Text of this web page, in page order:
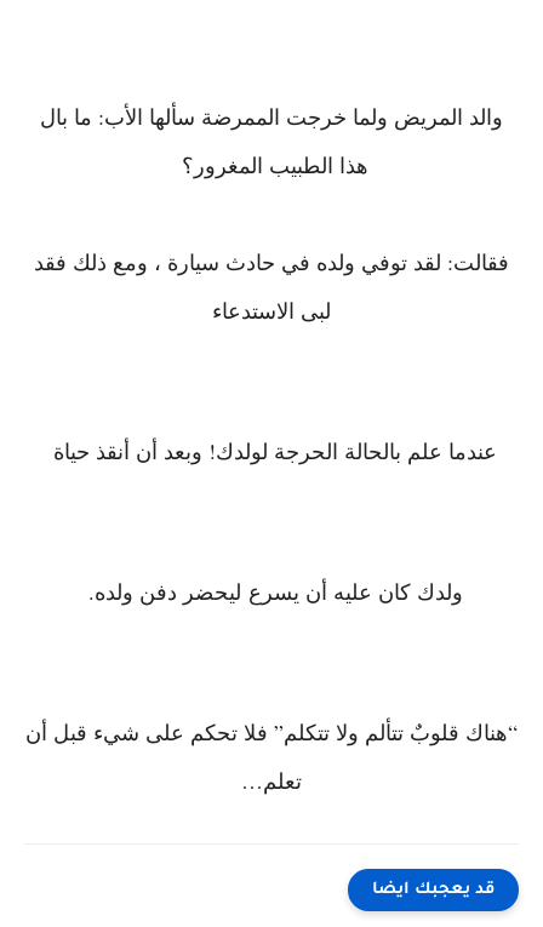
والد المريض ولما خرجت الممرضة سألها الأب: ما بال
هذا الطبيب المغرور؟
فقالت: لقد توفي ولده في حادث سيارة ، ومع ذلك فقد
لبى الاستدعاء
عندما علم بالحالة الحرجة لولدك! وبعد أن أنقذ حياة
ولدك كان عليه أن يسرع ليحضر دفن ولده.
“هناك قلوبٌ تتألم ولا تتكلم” فلا تحكم على شيء قبل أن
تعلم…
قد يعجبك ايضا